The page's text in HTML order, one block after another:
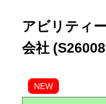
アビリティ
会社
NEW